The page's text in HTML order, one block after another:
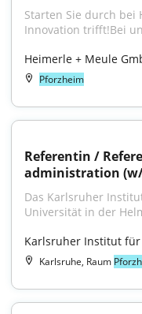
Starten Sie durch bei
Innovation trifft!Bei
Heimerle + Meule
Pforzheim
Referentin /
administration
Das Karlsruher
Universität in der
Karlsruher Institut für
Karlsruhe, Raum